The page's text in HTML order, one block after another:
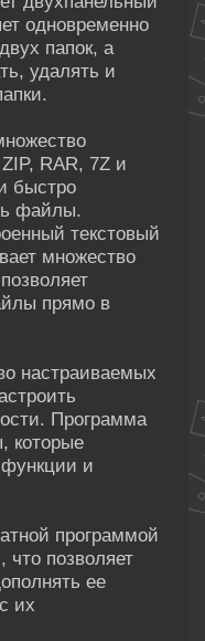
одновременно
папок, а
удалять и
RAR, 7Z и
быстро
файлы.
текстовый
множество
прямо в
настраиваемых
Программа
которые
и
программой
позволяет
ее
их